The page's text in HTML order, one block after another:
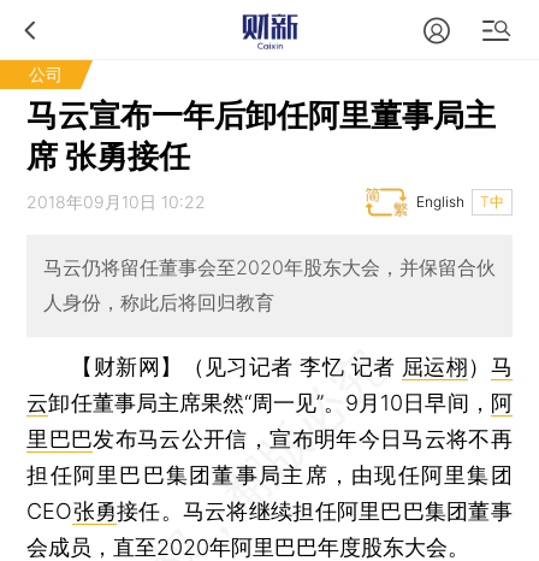
公司
马云宣布一年后卸任阿里董事局主
席 张勇接任
2018年09月10日 10:22 T中
English
马云仍将留任董事会至2020年股东大会，并保留合伙
人身份，称此后将回归教育
【财新网】（见习记者 李忆 记者 屈运栩） 马
云卸任董事局主席果然“周一见”。9月10日早间， 阿
里巴巴发布马云公开信，宣布明年今日马云将不再
担任阿里巴巴集团董事局主席，由现任阿里集团
CEO张勇接任。马云将继续担任阿里巴巴集团董事
会成员，直至2020年阿里巴巴年度股东大会。